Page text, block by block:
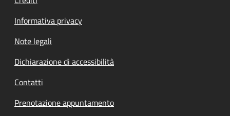
Informativa privacy
Note legali
Dichiarazione di accessibilità
Contatti
Prenotazione appuntamento